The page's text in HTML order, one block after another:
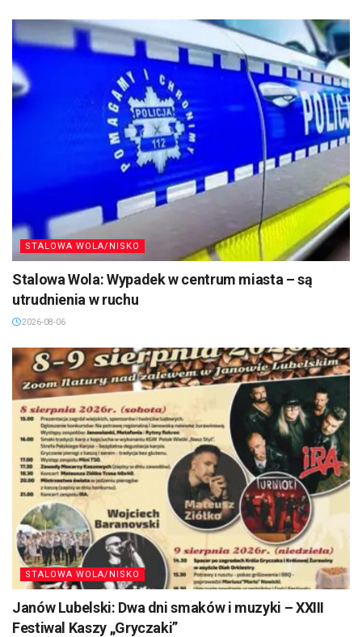
STALOWA WOLA/NISKO
Stalowa Wola: Wypadek w centrum miasta – są
utrudnienia w ruchu
2026-08-06
STALOWA WOLA/NISKO
Janów Lubelski: Dwa dni smaków i muzyki – XXIII
Festiwal Kaszy „Gryczaki”